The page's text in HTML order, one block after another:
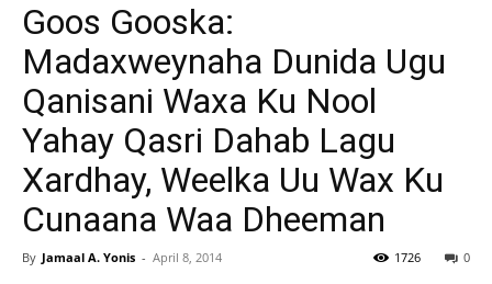
Goos Gooska:
Madaxweynaha Dunida Ugu
Qanisani Waxa Ku Nool
Yahay Qasri Dahab Lagu
Xardhay, Weelka Uu Wax Ku
Cunaana Waa Dheeman
By Jamaal A. Yonis - April 8, 2014 0
1726